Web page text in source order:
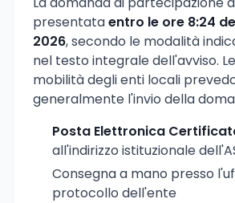
presentataentro le ore 8:24
2026, secondo le modalità
nel testo integrale dell'avviso.
mobilità degli enti locali
generalmente l'invio della
Posta Elettronica
all'indirizzo istituzionale
Consegna a mano presso
protocollo dell'ente